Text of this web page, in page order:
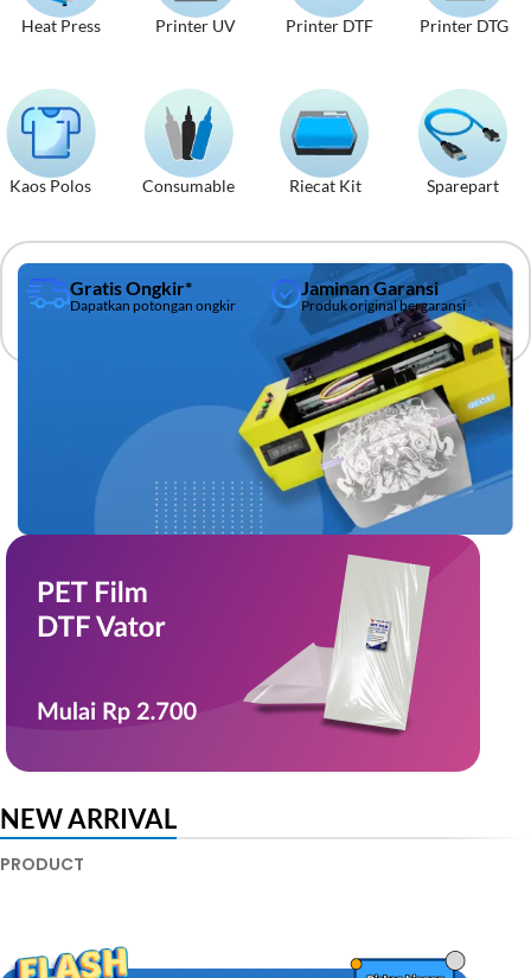
Heat Press Printer UV Printer DTF Printer DTG
Kaos Polos Consumable Riecat Kit Sparepart
Gratis Ongkir*
Dapatkan potongan ongkir
Jaminan Garansi
Produk original bergaransi
PRINTER DTF
RIECAT ALFA
ALL NEW
Printer DTF A3 terbaru dari Riecat
Pelajari Lebih Lanjut
NEW ARRIVAL
PRODUCT